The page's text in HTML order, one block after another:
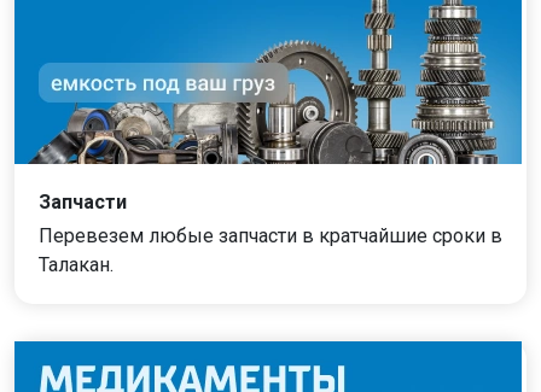
Запчасти
Перевезем любые запчасти в кратчайшие сроки в
Талакан.